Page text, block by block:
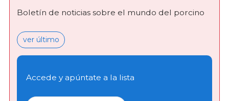
Boletín de noticias sobre el mundo del porcino
ver último
Accede y apúntate a la lista